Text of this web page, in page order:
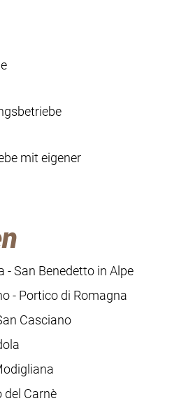
mit eigener
- San Benedetto in Alpe
- Portico di Romagna
Casciano
del Carnè